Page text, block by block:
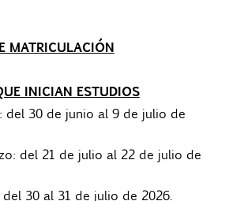
MATRICULACIÓN
INICIAN ESTUDIOS
del 30 de junio al 9 de julio de
del 21 de julio al 22 de julio de
del 30 al 31 de julio de 2026.